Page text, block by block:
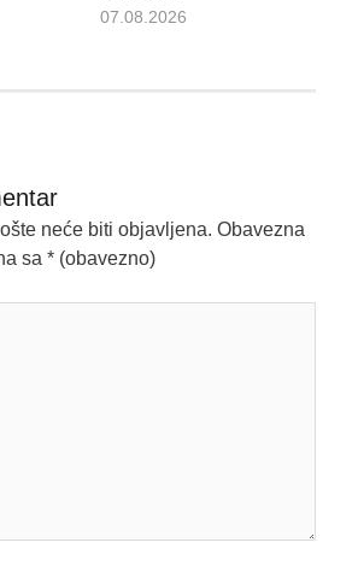
07.08.2026
neće biti objavljena. Obavezna
sa * (obavezno)